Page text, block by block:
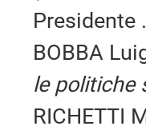
Presidente
BOBBA
le politiche
RICHETTI